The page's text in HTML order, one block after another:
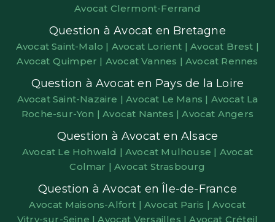
Avocat Clermont-Ferrand
Question à Avocat en Bretagne
Avocat Saint-Malo | Avocat Lorient |Avocat Brest |
Avocat Quimper | Avocat Vannes | Avocat Rennes
Question à Avocat en Pays de la Loire
Avocat Saint-Nazaire |Avocat Le Mans | Avocat La
Roche-sur-Yon |Avocat Nantes |Avocat Angers
Question à Avocat en Alsace
Avocat Le Hohwald |Avocat Mulhouse | Avocat
Colmar |Avocat Strasbourg
Question à Avocat en Île-de-France
Avocat Maisons-Alfort |Avocat Paris |Avocat
Vitry-sur-Seine |Avocat Versailles |Avocat Créteil